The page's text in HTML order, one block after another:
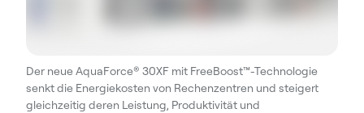
Der neue AquaForce® 30XF mit FreeBoost™-Technologie
senkt die Energiekosten von Rechenzentren und steigert
gleichzeitig deren Leistung, Produktivität und